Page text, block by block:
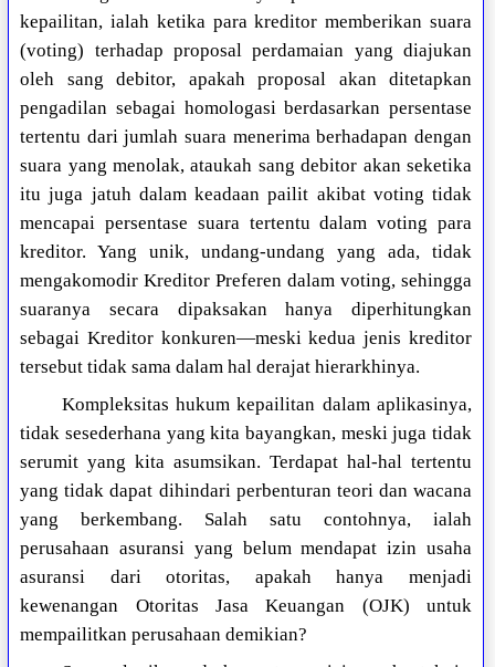
kepailitan, ialah ketika para kreditor memberikan suara
(voting) terhadap proposal perdamaian yang diajukan
oleh sang debitor, apakah proposal akan ditetapkan
pengadilan sebagai homologasi berdasarkan persentase
tertentu dari jumlah suara menerima berhadapan dengan
suara yang menolak, ataukah sang debitor akan seketika
itu juga jatuh dalam keadaan pailit akibat voting tidak
mencapai persentase suara tertentu dalam voting para
kreditor. Yang unik, undang-undang yang ada, tidak
mengakomodir Kreditor Preferen dalam voting, sehingga
suaranya secara dipaksakan hanya diperhitungkan
sebagai Kreditor konkuren—meski kedua jenis kreditor
tersebut tidak sama dalam hal derajat hierarkhinya.
Kompleksitas hukum kepailitan dalam aplikasinya,
tidak sesederhana yang kita bayangkan, meski juga tidak
serumit yang kita asumsikan. Terdapat hal-hal tertentu
yang tidak dapat dihindari perbenturan teori dan wacana
yang berkembang. Salah satu contohnya, ialah
perusahaan asuransi yang belum mendapat izin usaha
asuransi dari otoritas, apakah hanya menjadi
kewenangan Otoritas Jasa Keuangan (OJK) untuk
mempailitkan perusahaan demikian?